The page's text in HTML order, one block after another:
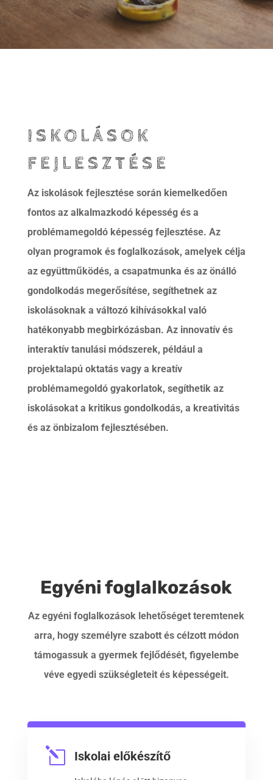
ISKOLÁSOK
FEJLESZTÉSE
Az iskolások fejlesztése során kiemelkedően
fontos az alkalmazkodó képesség és a
problémamegoldó képesség fejlesztése. Az
olyan programok és foglalkozások, amelyek célja
az együttműködés, a csapatmunka és az önálló
gondolkodás megerősítése, segíthetnek az
iskolásoknak a változó kihívásokkal való
hatékonyabb megbirkózásban. Az innovatív és
interaktív tanulási módszerek, például a
projektalapú oktatás vagy a kreatív
problémamegoldó gyakorlatok, segíthetik az
iskolásokat a kritikus gondolkodás, a kreativitás
és az önbizalom fejlesztésében.
Egyéni foglalkozások
Az egyéni foglalkozások lehetőséget teremtenek
arra, hogy személyre szabott és célzott módon
támogassuk a gyermek fejlődését, figyelembe
véve egyedi szükségleteit és képességeit.
l Iskolai előkészítő